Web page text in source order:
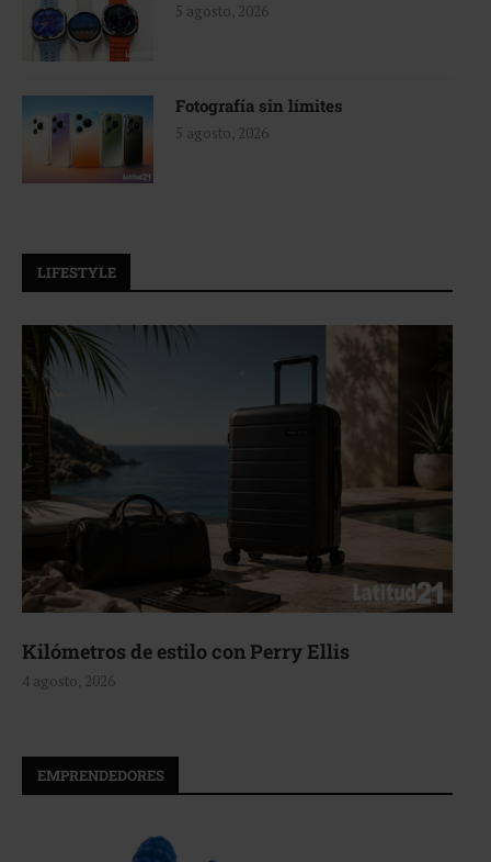
5 agosto, 2026
Fotografía sin límites
5 agosto, 2026
LIFESTYLE
Kilómetros de estilo con Perry Ellis
4 agosto, 2026
EMPRENDEDORES